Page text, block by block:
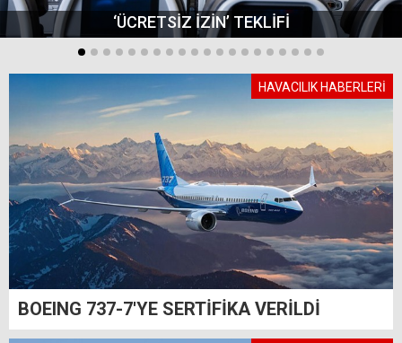
‘ÜCRETSİZ İZİN’ TEKLİFİ
HAVACILIK HABERLERİ
BOEING 737-7'YE SERTİFİKA VERİLDİ